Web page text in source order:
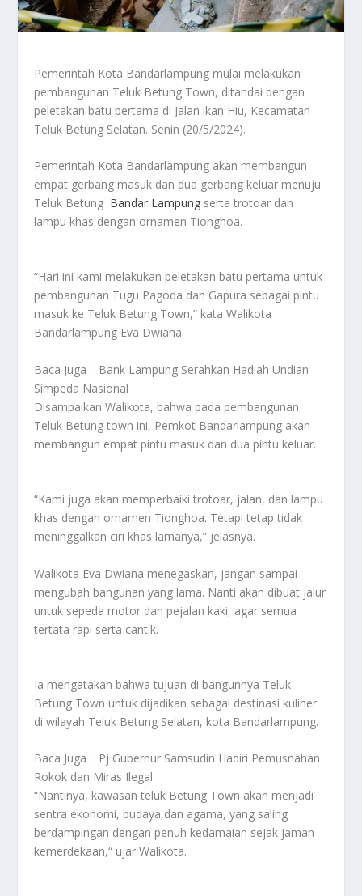
Pemerintah Kota Bandarlampung mulai melakukan
pembangunan Teluk Betung Town, ditandai dengan
peletakan batu pertama di Jalan ikan Hiu, Kecamatan
Teluk Betung Selatan. Senin (20/5/2024).
Pemerintah Kota Bandarlampung akan membangun
empat gerbang masuk dan dua gerbang keluar menuju
Teluk Betung Bandar Lampung serta trotoar dan
lampu khas dengan ornamen Tionghoa.
“Hari ini kami melakukan peletakan batu pertama untuk
pembangunan Tugu Pagoda dan Gapura sebagai pintu
masuk ke Teluk Betung Town,” kata Walikota
Bandarlampung Eva Dwiana.
Baca Juga : Bank Lampung Serahkan Hadiah Undian
Simpeda Nasional
Disampaikan Walikota, bahwa pada pembangunan
Teluk Betung town ini, Pemkot Bandarlampung akan
membangun empat pintu masuk dan dua pintu keluar.
“Kami juga akan memperbaiki trotoar, jalan, dan lampu
khas dengan ornamen Tionghoa. Tetapi tetap tidak
meninggalkan ciri khas lamanya,” jelasnya.
Walikota Eva Dwiana menegaskan, jangan sampai
mengubah bangunan yang lama. Nanti akan dibuat jalur
untuk sepeda motor dan pejalan kaki, agar semua
tertata rapi serta cantik.
Ia mengatakan bahwa tujuan di bangunnya Teluk
Betung Town untuk dijadikan sebagai destinasi kuliner
di wilayah Teluk Betung Selatan, kota Bandarlampung.
Baca Juga : Pj Gubernur Samsudin Hadiri Pemusnahan
Rokok dan Miras Ilegal
“Nantinya, kawasan teluk Betung Town akan menjadi
sentra ekonomi, budaya,dan agama, yang saling
berdampingan dengan penuh kedamaian sejak jaman
kemerdekaan,“ ujar Walikota.